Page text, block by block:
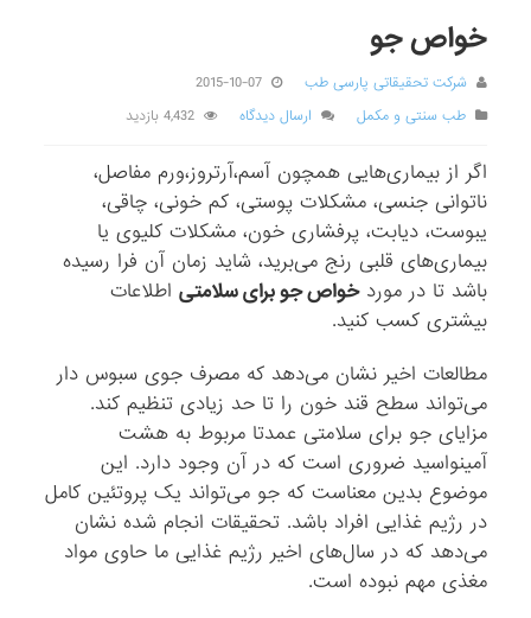
خواص جو
شرکت تحقیقاتی پارسی طب
2015-10-07
طب سنتی و مکمل
ارسال دیدگاه 4,432 بازدید
اگر از بیماری‌هایی همچون آسم،آرتروز،ورم مفاصل،
‏ناتوانی جنسی، مشکلات پوستی، کم خونی، چاقی،
یبوست، دیابت، پرفشاری خون، مشکلات کلیوی ‏یا
بیماری‌های قلبی رنج می‌برید، شاید زمان آن فرا رسیده
باشد تا در مورد‎
‎اطلاعات
بیشتری کسب کنید.
مطالعات اخیر نشان می‌دهد که مصرف ‏جوی سبوس دار
می‌تواند سطح قند خون را تا حد زیادی تنظیم کند.
مزایای جو برای سلامتی ‏عمدتا مربوط به هشت
آمینواسید ضروری است که در آن وجود دارد. این
موضوع بدین معناست که ‏جو می‌تواند یک پروتئین کامل
در‎ ‎رژیم غذایی‎ ‎افراد باشد. تحقیقات انجام شده نشان
می‌دهد که در ‏سال‌های اخیر رژیم غذایی ما حاوی مواد
مغذی مهم نبوده است.